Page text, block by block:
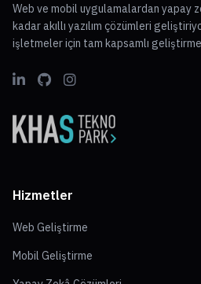
Web ve mobil uygulamalardan yapay
kadar akıllı yazılım çözümleri
işletmeler için tam kapsamlı
Hizmetler
Web Geliştirme
Mobil Geliştirme